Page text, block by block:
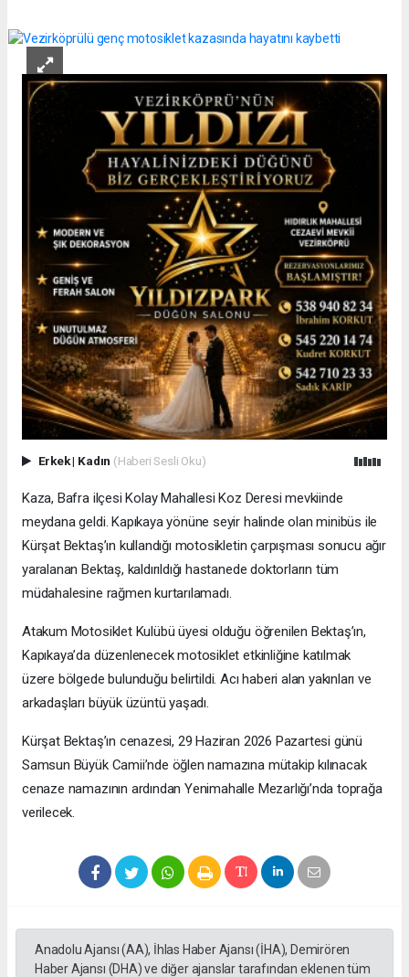
Erkek| Kadın (Haberi Sesli Oku)
Kaza, Bafra ilçesi Kolay Mahallesi Koz Deresi mevkiinde
meydana geldi. Kapıkaya yönüne seyir halinde olan minibüs ile
Kürşat Bektaş’ın kullandığı motosikletin çarpışması sonucu ağır
yaralanan Bektaş, kaldırıldığı hastanede doktorların tüm
müdahalesine rağmen kurtarılamadı.
Atakum Motosiklet Kulübü üyesi olduğu öğrenilen Bektaş’ın,
Kapıkaya’da düzenlenecek motosiklet etkinliğine katılmak
üzere bölgede bulunduğu belirtildi. Acı haberi alan yakınları ve
arkadaşları büyük üzüntü yaşadı.
Kürşat Bektaş’ın cenazesi, 29 Haziran 2026 Pazartesi günü
Samsun Büyük Camii’nde öğlen namazına mütakip kılınacak
cenaze namazının ardından Yenimahalle Mezarlığı’nda toprağa
verilecek.
Anadolu Ajansı (AA), İhlas Haber Ajansı (İHA), Demirören
Haber Ajansı (DHA) ve diğer ajanslar tarafından eklenen tüm